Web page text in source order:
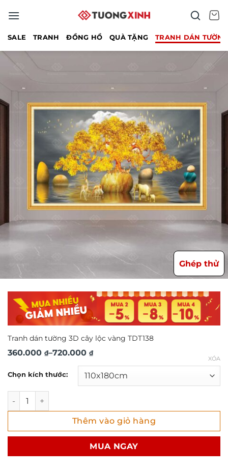
qua
SALE TRANH ĐỒNG HỒ QUÀ TẶNG TRANH DÁN
Ghép thử
Tranh dán tường 3D cây lộc vàng TDT138
360.000 ₫–720.000 ₫
Khoảng
360.000 ₫
đến
720.000 ₫
Chọn kích thước:
XÓA
Tranh dán tường 3D cây lộc vàng TDT138 số lượng
Thêm vào giỏ hàng
MUA NGAY